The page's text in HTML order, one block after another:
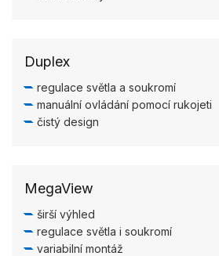
Duplex
regulace světla a soukromí
manuální ovládání pomocí rukojeti
čistý design
MegaView
širší výhled
regulace světla i soukromí
variabilní montáž